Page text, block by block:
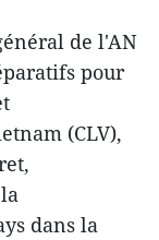
de l'AN
pour
(CLV),
dans la